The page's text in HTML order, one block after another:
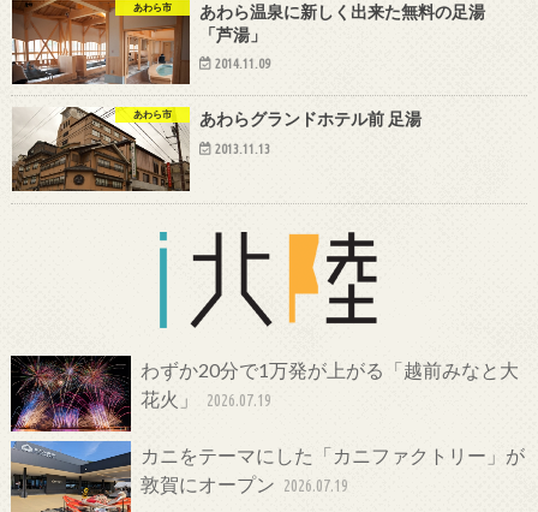
あわら市
あわら温泉に新しく出来た無料の足湯
「芦湯」
2014.11.09
あわら市 あわらグランドホテル前 足湯
2013.11.13
わずか20分で1万発が上がる「越前みなと大
花火」
2026.07.19
カニをテーマにした「カニファクトリー」が
敦賀にオープン 2026.07.19